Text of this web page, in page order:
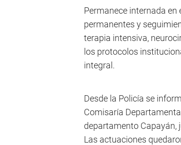
Permanece internada en
permanentes y
terapia intensiva,
los protocolos
integral.
Desde la Policía se
Comisaría
departamento Capayán,
Las actuaciones